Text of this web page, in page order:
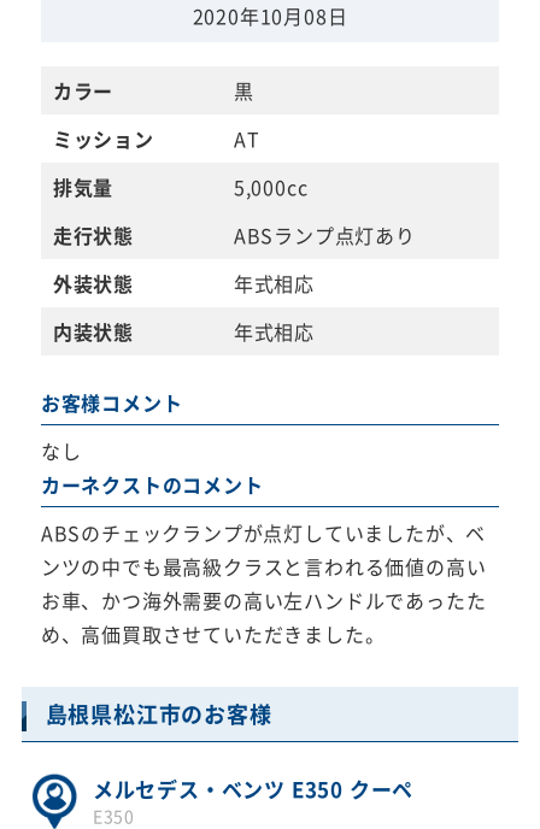
2020年10月08日
カラー
黒
ミッション
AT
排気量
5,000cc
走行状態
ABSランプ点灯あり
外装状態
年式相応
内装状態
年式相応
お客様コメント
なし
カーネクストのコメント
ABSのチェックランプが点灯していましたが、ベ
ンツの中でも最高級クラスと言われる価値の高い
お車、かつ海外需要の高い左ハンドルであったた
め、高価買取させていただきました。
島根県松江市のお客様
メルセデス・ベンツ E350 クーペ
E350